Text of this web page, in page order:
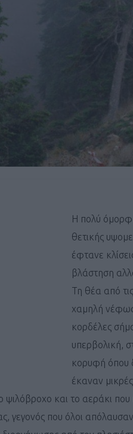
Η πολύ
θετικής
έφτανε
βλάστηση
Τη θέα από
χαμηλή
κορδέλες
υπερβολική,
κορυφή όπου
έκαναν
ψιλόβροχο και το αεράκι
γεγονός που όλοι